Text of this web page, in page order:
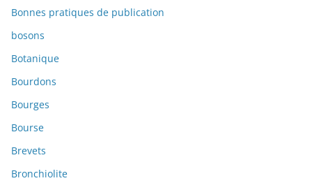
Bonnes pratiques de publication
bosons
Botanique
Bourdons
Bourges
Bourse
Brevets
Bronchiolite